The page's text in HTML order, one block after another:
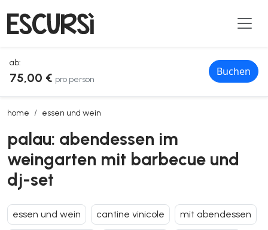
ab:
75,00 € pro person
Buchen
home essen und wein
palau: abendessen im weingarten mit barbecue und dj-set
palau: abendessen im
weingarten mit barbecue und
dj-set
essen und wein cantine vinicole mit abendessen